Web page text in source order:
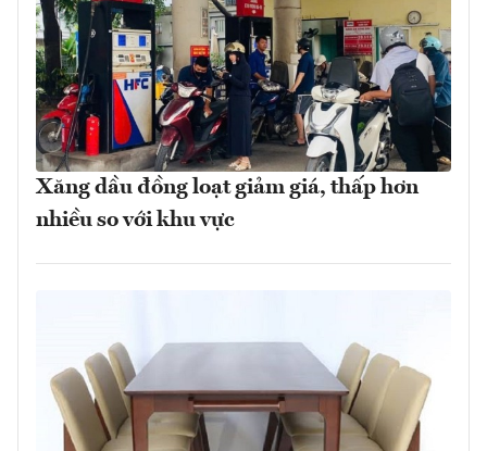
Xăng dầu đồng loạt giảm giá, thấp hơn
nhiều so với khu vực